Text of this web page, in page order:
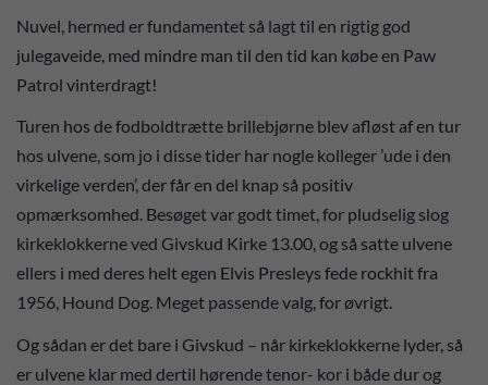
Nuvel, hermed er fundamentet så lagt til en rigtig god
julegaveide, med mindre man til den tid kan købe en Paw
Patrol vinterdragt!
Turen hos de fodboldtrætte brillebjørne blev afløst af en tur
hos ulvene, som jo i disse tider har nogle kolleger ’ude i den
virkelige verden’, der får en del knap så positiv
opmærksomhed. Besøget var godt timet, for pludselig slog
kirkeklokkerne ved Givskud Kirke 13.00, og så satte ulvene
ellers i med deres helt egen Elvis Presleys fede rockhit fra
1956, Hound Dog. Meget passende valg, for øvrigt.
Og sådan er det bare i Givskud – når kirkeklokkerne lyder, så
er ulvene klar med dertil hørende tenor- kor i både dur og